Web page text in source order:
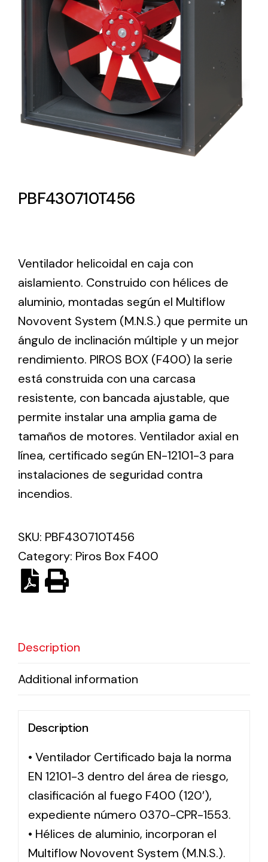
Lighting and Electrical
Equipment
Complete solutions in lighting and electrical
material for each project and need
Amplia gama de ventiladores y equipos de
Ventilation
The incorporation of Novovent into the group
meant a greater offer of ventilation products for
different uses
Iluminación Solar
Variedad de soluciones solares para todo tipo
de necesidades.
Solar lighting
Variety of solar solutions for all kinds of needs.
PBF430710T456
Ventilador helicoidal en caja con
aislamiento. Construido con hélices de
aluminio, montadas según el Multiflow
Novovent System (M.N.S.) que permite un
ángulo de inclinación múltiple y un mejor
rendimiento. PIROS BOX (F400) la serie
está construida con una carcasa
resistente, con bancada ajustable, que
permite instalar una amplia gama de
tamaños de motores. Ventilador axial en
línea, certificado según EN-12101-3 para
instalaciones de seguridad contra
incendios.
SKU: PBF430710T456
Category: Piros Box F400
Description
Additional information
Description
• Ventilador Certificado baja la norma
EN 12101-3 dentro del área de riesgo,
clasificación al fuego F400 (120′),
expediente número 0370-CPR-1553.
• Hélices de aluminio, incorporan el
Multiflow Novovent System (M.N.S.).